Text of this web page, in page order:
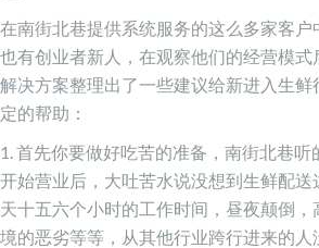
在南街北巷提供系统服务的这么多家客户
也有创业者新人，在观察他们的经营模式
解决方案整理出了一些建议给新进入生
定的帮助：
1. 首先你要做好吃苦的准备，南街北巷
开始营业后，大吐苦水说没想到生鲜配
天十五六个小时的工作时间，昼夜颠倒
境的恶劣等等，从其他行业跨行进来的